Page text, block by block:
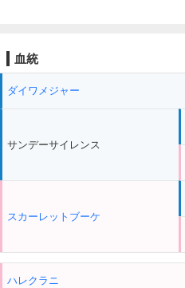
血統
ダイワメジャー
サンデーサイレンス
スカーレットブーケ
ハレクラニ